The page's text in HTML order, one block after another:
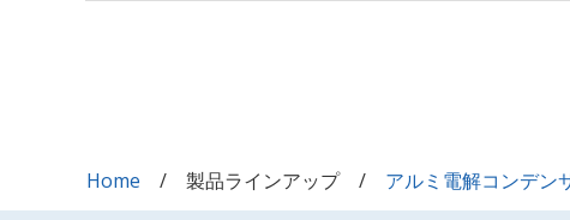
Home 製品ラインアップ アルミ電解コンデン